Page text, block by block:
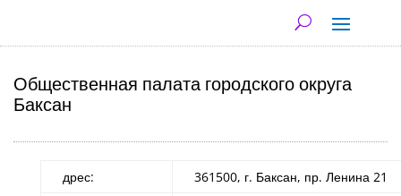
Общественная палата городского округа
Баксан
дрес:
361500, г. Баксан, пр. Ленина 21